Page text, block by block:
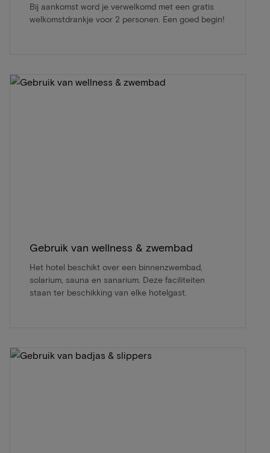
Bij aankomst word je verwelkomd met een gratis
welkomstdrankje voor 2 personen. Een goed begin!
Gebruik van wellness & zwembad
Het hotel beschikt over een binnenzwembad,
solarium, sauna en sanarium. Deze faciliteiten
staan ter beschikking van elke hotelgast.